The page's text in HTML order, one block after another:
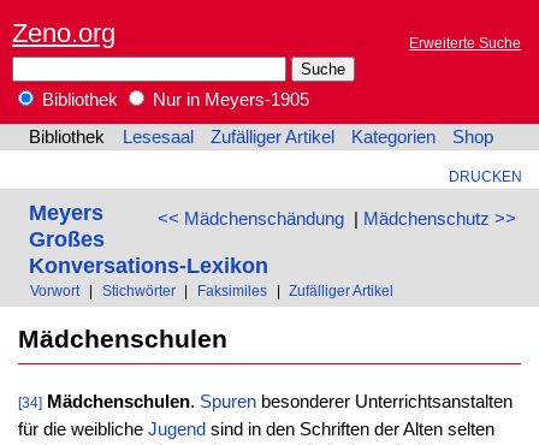
Zeno.org Erweiterte Suche
Bibliothek
Nur in Meyers-1905
Bibliothek
Lesesaal Zufälliger Artikel Kategorien Shop
DRUCKEN
<< Mädchenschändung| Mädchenschutz >>
Meyers
Großes
Konversations-Lexikon
Vorwort Stichwörter Faksimiles Zufälliger Artikel
Mädchenschulen
[34] Mädchenschulen. Spurenbesonderer Unterrichtsanstalten
für die weibliche Jugend sind in den Schriften der Alten selten